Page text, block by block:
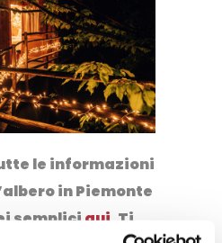
le informazioni
in Piemonte
semplici qui . Ti